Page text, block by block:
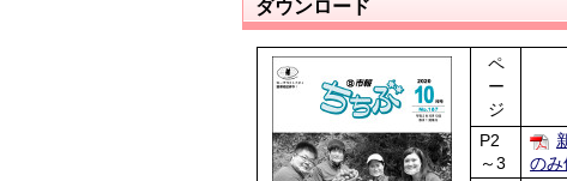
ダウンロード
ペ
ー
ジ
P2
～3
のみ